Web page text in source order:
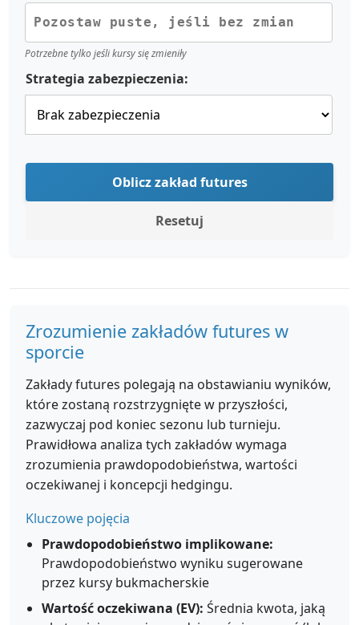
Potrzebne tylko jeśli kursy się zmieniły
Strategia zabezpieczenia:
Oblicz zakład futures
Resetuj
Zrozumienie zakładów futures w
sporcie
Zakłady futures polegają na obstawianiu wyników,
które zostaną rozstrzygnięte w przyszłości,
zazwyczaj pod koniec sezonu lub turnieju.
Prawidłowa analiza tych zakładów wymaga
zrozumienia prawdopodobieństwa, wartości
oczekiwanej i koncepcji hedgingu.
Kluczowe pojęcia
Prawdopodobieństwo implikowane:
Prawdopodobieństwo wyniku sugerowane
przez kursy bukmacherskie
Wartość oczekiwana (EV): Średnia kwota, jaką